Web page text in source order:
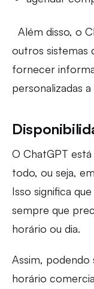
Além disso, o
outros sistemas
fornecer
personalizadas
O ChatGPT
todo, ou seja,
Isso significa
sempre que
horário ou dia.
Assim,
horário